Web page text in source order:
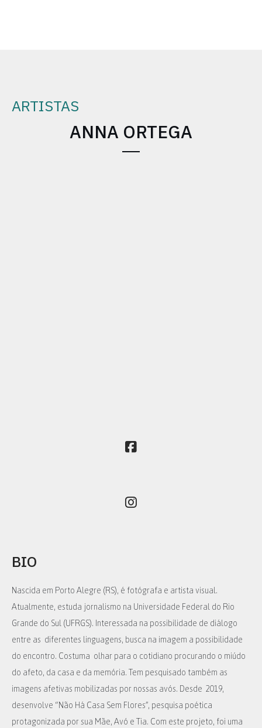
ARTISTAS
ANNA ORTEGA
BIO
Nascida em Porto Alegre (RS), é fotógrafa e artista visual.
Atualmente, estuda jornalismo na Universidade Federal do Rio
Grande do Sul (UFRGS). Interessada na possibilidade de diálogo
entre as diferentes linguagens, busca na imagem a possibilidade
do encontro. Costuma olhar para o cotidiano procurando o miúdo
do afeto, da casa e da memória. Tem pesquisado também as
imagens afetivas mobilizadas por nossas avós. Desde 2019,
desenvolve “Não Há Casa Sem Flores”, pesquisa poética
protagonizada por sua Mãe, Avó e Tia. Com este projeto, foi uma